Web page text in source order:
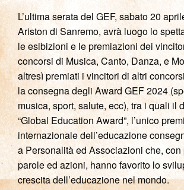
L’ultima serata del GEF, sabato 20
Ariston di Sanremo, avrà luogo lo
le esibizioni e le premiazioni dei
concorsi di Musica, Canto, Danza, e
altresì premiati i vincitori di altri
la consegna degli Award GEF 2024
musica, sport, salute, ecc), tra i quali il
“Global Education Award”, l’unico
internazionale dell’educazione
a Personalità ed Associazioni che,
parole ed azioni, hanno favorito lo
crescita dell’educazione nel mondo.